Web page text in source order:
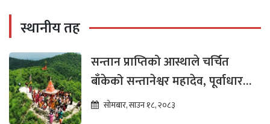
स्थानीय तह
सन्तान प्राप्तिको आस्थाले चर्चित
बाँकेको सन्तानेश्वर महादेव, पूर्वाधार
विकासको पर्खाइमा
सोमबार, साउन १८, २०८३